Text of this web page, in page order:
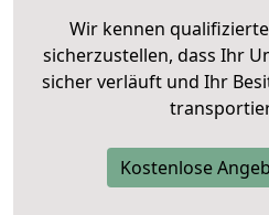
Wir kennen qualifizierte
sicherzustellen, dass Ihr
sicher verläuft und Ihr
Kostenlose